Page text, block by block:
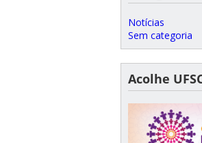
Notícias
Sem categoria
Acolhe